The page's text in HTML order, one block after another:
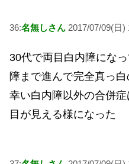
36:名無しさん 2017/07/09(日)
30代で両目白内障にな
障まで進んで完全真っ
幸い白内障以外の合併
目が見える様になった